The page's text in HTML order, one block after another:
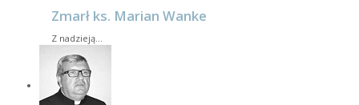
Zmarł ks. Marian Wanke
Z nadzieją…